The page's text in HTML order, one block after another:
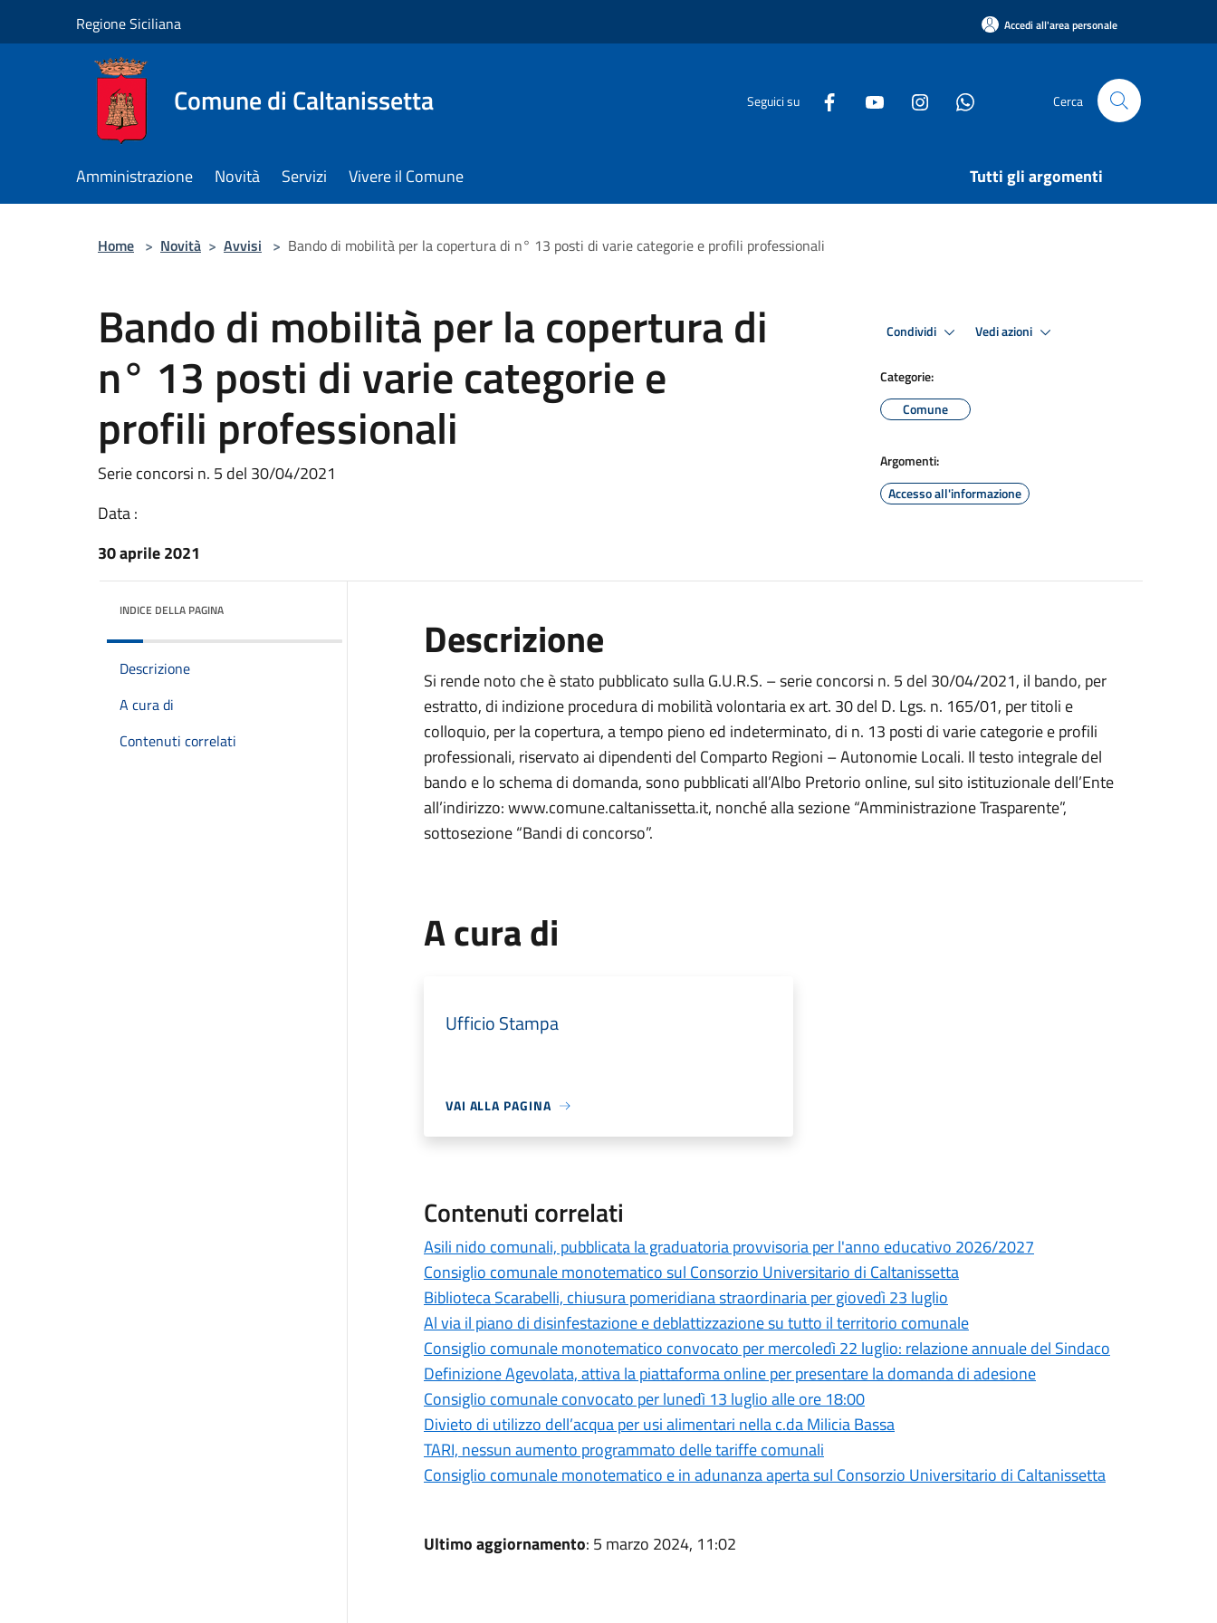
Regione Siciliana Accedi all'area personale
Comune di Caltanissetta Seguici su Cerca
Amministrazione Novità Servizi Vivere il Comune Tutti gli argomenti
Home > Novità > Avvisi > Bando di mobilità per la copertura di n° 13 posti di varie categorie e profili professionali
Bando di mobilità per la copertura di
n° 13 posti di varie categorie e
profili professionali
Serie concorsi n. 5 del 30/04/2021
Data :
30 aprile 2021
Condividi Vedi azioni
Categorie:
Comune
Argomenti:
Accesso all'informazione
INDICE DELLA PAGINA
Descrizione
A cura di
Contenuti correlati
Descrizione
Si rende noto che è stato pubblicato sulla G.U.R.S. – serie concorsi n. 5 del 30/04/2021, il bando, per
estratto, di indizione procedura di mobilità volontaria ex art. 30 del D. Lgs. n. 165/01, per titoli e
colloquio, per la copertura, a tempo pieno ed indeterminato, di n. 13 posti di varie categorie e profili
professionali, riservato ai dipendenti del Comparto Regioni – Autonomie Locali. Il testo integrale del
bando e lo schema di domanda, sono pubblicati all’Albo Pretorio online, sul sito istituzionale dell’Ente
all’indirizzo: www.comune.caltanissetta.it, nonché alla sezione “Amministrazione Trasparente”,
sottosezione “Bandi di concorso”.
A cura di
Ufficio Stampa
VAI ALLA PAGINA
Contenuti correlati
Asili nido comunali, pubblicata la graduatoria provvisoria per l'anno educativo 2026/2027
Consiglio comunale monotematico sul Consorzio Universitario di Caltanissetta
Biblioteca Scarabelli, chiusura pomeridiana straordinaria per giovedì 23 luglio
Al via il piano di disinfestazione e deblattizzazione su tutto il territorio comunale
Consiglio comunale monotematico convocato per mercoledì 22 luglio: relazione annuale del Sindaco
Definizione Agevolata, attiva la piattaforma online per presentare la domanda di adesione
Consiglio comunale convocato per lunedì 13 luglio alle ore 18:00
Divieto di utilizzo dell’acqua per usi alimentari nella c.da Milicia Bassa
TARI, nessun aumento programmato delle tariffe comunali
Consiglio comunale monotematico e in adunanza aperta sul Consorzio Universitario di Caltanissetta
Ultimo aggiornamento: 5 marzo 2024, 11:02